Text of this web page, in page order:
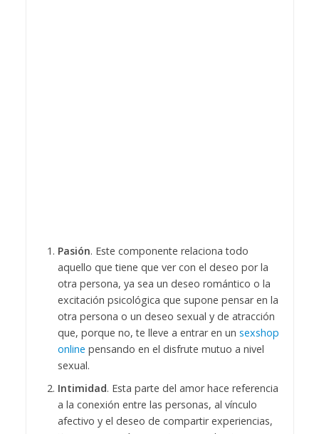
Pasión. Este componente relaciona todo
aquello que tiene que ver con el deseo por la
otra persona, ya sea un deseo romántico o la
excitación psicológica que supone pensar en la
otra persona o un deseo sexual y de atracción
que, porque no, te lleve a entrar en un sexshop
online pensando en el disfrute mutuo a nivel
sexual.
Intimidad. Esta parte del amor hace referencia
a la conexión entre las personas, al vínculo
afectivo y el deseo de compartir experiencias,